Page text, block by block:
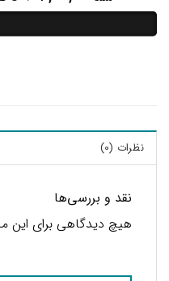
نظرات (0)
نقد و بررسی‌ها
هیچ دیدگاهی برای